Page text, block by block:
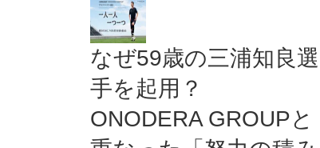
なぜ59歳の三浦知良選
手を起用？
ONODERA GROUPと